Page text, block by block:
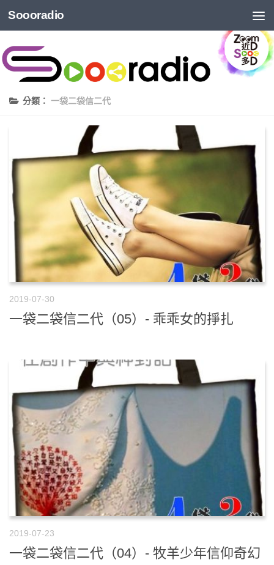
Soooradio
分類： 一袋二袋信二代
2019-07-30
一袋二袋信二代（05）- 乖乖女的掙扎
2019-07-23
一袋二袋信二代（04）- 牧羊少年信仰奇幻